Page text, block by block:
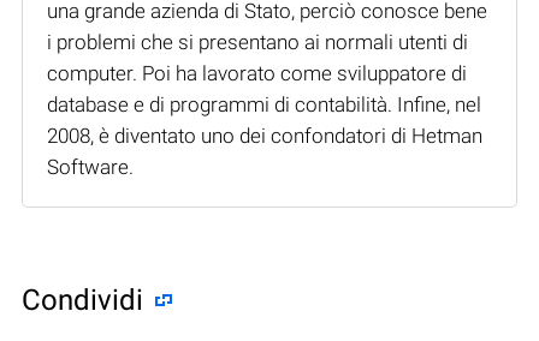
una grande azienda di Stato, perciò conosce bene
i problemi che si presentano ai normali utenti di
computer. Poi ha lavorato come sviluppatore di
database e di programmi di contabilità. Infine, nel
2008, è diventato uno dei confondatori di Hetman
Software.
Condividi